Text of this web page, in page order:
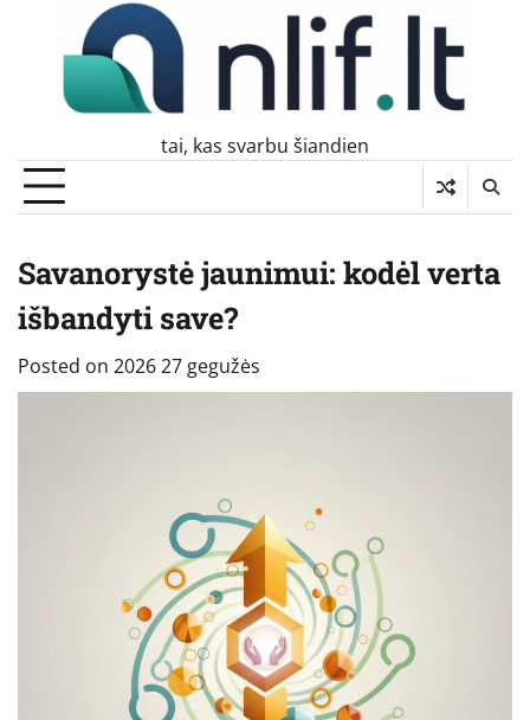
tai, kas svarbu šiandien
Savanorystė jaunimui: kodėl verta
išbandyti save?
Posted on 2026 27 gegužės